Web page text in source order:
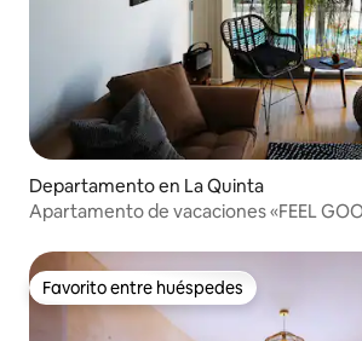
Departamento en La Quinta
Apartamento de vacaciones «FEEL
Favorito entre huéspedes
Favorito entre huéspedes